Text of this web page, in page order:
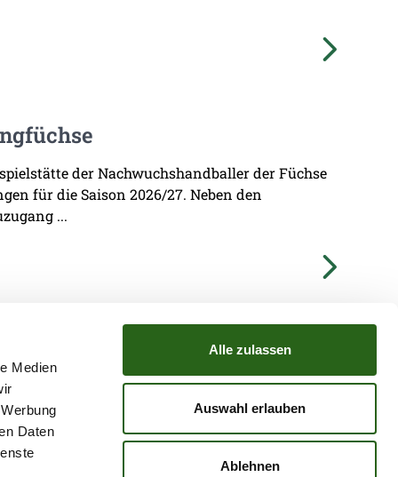
Medien
Daten
Alle zulassen
Auswahl erlauben
Ablehnen
der Nachwuchshandballer der Füchse
für die Saison 2026/27. Neben den
...
ATGB